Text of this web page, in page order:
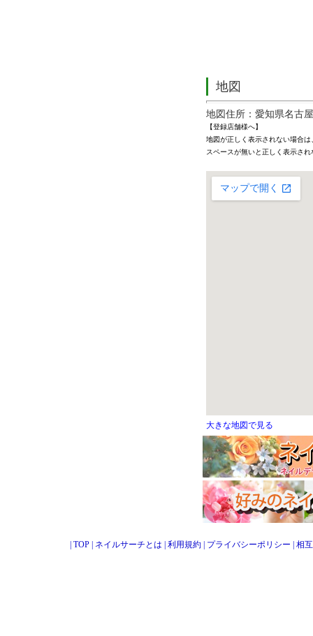
地図
地図住所：愛知県名古
【登録店舗様へ】
地図が正しく表示されない場合
スペースが無いと正しく表示さ
大きな地図で見る
TOP ネイルサーチとは 利用規約 プライバシーポリシー 相